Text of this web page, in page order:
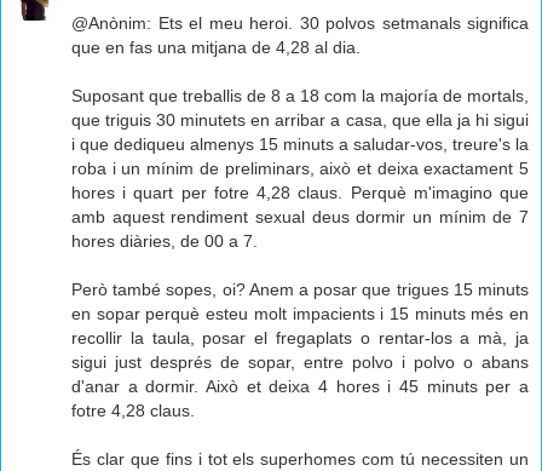
@Anònim: Ets el meu heroi. 30 polvos setmanals significa
que en fas una mitjana de 4,28 al dia.
Suposant que treballis de 8 a 18 com la majoría de mortals,
que triguis 30 minutets en arribar a casa, que ella ja hi sigui
i que dediqueu almenys 15 minuts a saludar-vos, treure's la
roba i un mínim de preliminars, això et deixa exactament 5
hores i quart per fotre 4,28 claus. Perquè m'imagino que
amb aquest rendiment sexual deus dormir un mínim de 7
hores diàries, de 00 a 7.
Però també sopes, oi? Anem a posar que trigues 15 minuts
en sopar perquè esteu molt impacients i 15 minuts més en
recollir la taula, posar el fregaplats o rentar-los a mà, ja
sigui just després de sopar, entre polvo i polvo o abans
d'anar a dormir. Això et deixa 4 hores i 45 minuts per a
fotre 4,28 claus.
És clar que fins i tot els superhomes com tú necessiten un